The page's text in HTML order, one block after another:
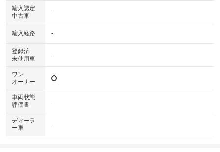
輸入認定
中古車
-
輸入経路 -
登録済
未使用車
-
ワン
オーナー
車両状態
評価書
-
ディーラ
ー車
-